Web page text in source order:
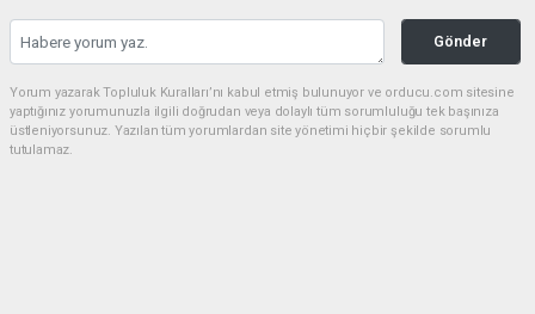
Gönder
Yorum yazarak Topluluk Kuralları’nı kabul etmiş bulunuyor ve orducu.com sitesine
yaptığınız yorumunuzla ilgili doğrudan veya dolaylı tüm sorumluluğu tek başınıza
üstleniyorsunuz. Yazılan tüm yorumlardan site yönetimi hiçbir şekilde sorumlu
tutulamaz.